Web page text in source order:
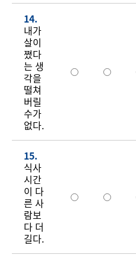
14.
내가
살이
쪘다
는 생
각을
떨쳐
버릴
수가
없다.
15.
식사
시간
이 다
른 사
람보
다 더
길다.